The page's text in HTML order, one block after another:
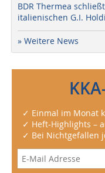
BDR Thermea
italienischen G.I.
» Weitere News
✓ Einmal im Monat
✓ Heft-Highlights –
✓ Bei Nichtgefallen